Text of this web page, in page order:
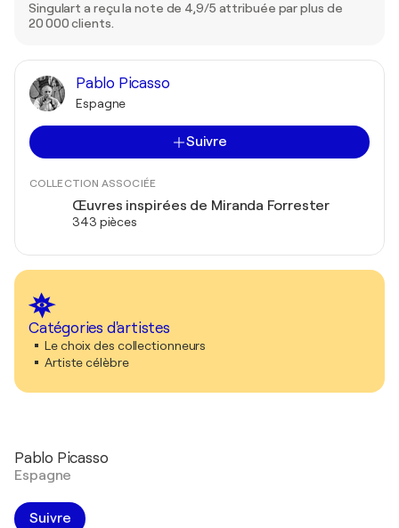
Singulart a reçu la note de 4,9/5 attribuée par plus de
20 000 clients.
Pablo Picasso
Espagne
Suivre
COLLECTION ASSOCIÉE
Œuvres inspirées de Miranda Forrester
343 pièces
Catégories d'artistes
Le choix des collectionneurs
Artiste célèbre
Pablo Picasso
Espagne
Suivre